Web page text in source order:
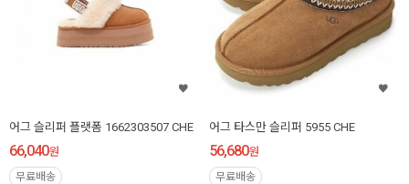
어그 슬리퍼 플랫폼 1662303507 CHE
66,040원
무료배송
어그 타스만 슬리퍼 5955 CHE
56,680원
무료배송